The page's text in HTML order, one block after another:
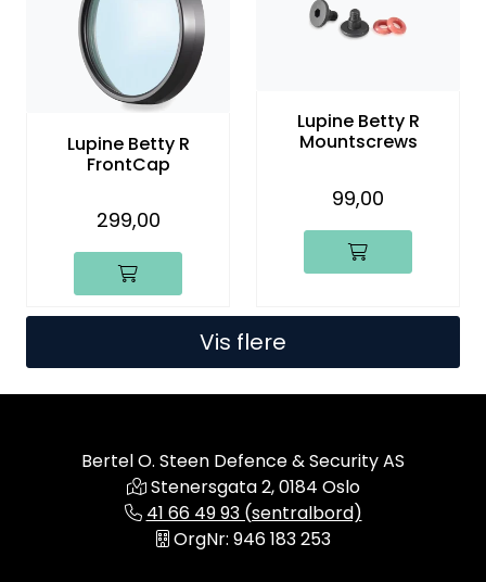
Lupine Betty R
FrontCap
299,00
Lupine Betty R
Mountscrews
99,00
Vis flere
Bertel O. Steen Defence & Security AS
Stenersgata 2, 0184 Oslo
41 66 49 93 (sentralbord)
OrgNr: 946 183 253